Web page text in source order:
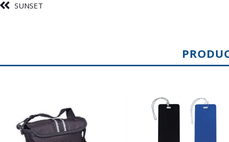
SUNSET